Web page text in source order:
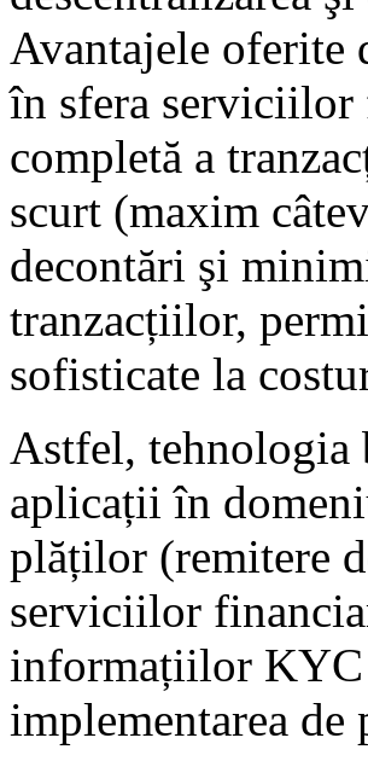
Avantajele oferite
în sfera serviciilor
completă a
scurt (maxim
decontări şi
tranzacțiilor,
sofisticate la
Astfel, tehnologia
aplicații în
plăților (remitere
serviciilor
informațiilor KYC
implementarea de